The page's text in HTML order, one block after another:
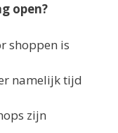
open?
shoppen is
namelijk tijd
zijn